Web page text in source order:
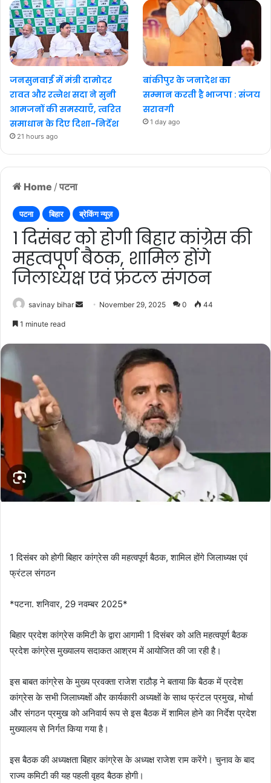
Home / पटना
पटना बिहार ब्रेकिंग न्यूज़
1 दिसंबर को होगी बिहार कांग्रेस की
महत्वपूर्ण बैठक, शामिल होंगे
जिलाध्यक्ष एवं फ्रंटल संगठन
savinay bihar
SendNovember 29, 2025 0 44
1 minute read
1 दिसंबर को होगी बिहार कांग्रेस की महत्वपूर्ण बैठक, शामिल होंगे जिलाध्यक्ष एवं
फ्रंटल संगठन
*पटना. शनिवार, 29 नवम्बर 2025*
बिहार प्रदेश कांग्रेस कमिटी के द्वारा आगामी 1 दिसंबर को अति महत्वपूर्ण बैठक
प्रदेश कांग्रेस मुख्यालय सदाकत आश्रम में आयोजित की जा रही है।
इस बाबत कांग्रेस के मुख्य प्रवक्ता राजेश राठौड़ ने बताया कि बैठक में प्रदेश
कांग्रेस के सभी जिलाध्यक्षों और कार्यकारी अध्यक्षों के साथ फ्रंटल प्रमुख, मोर्चा
और संगठन प्रमुख को अनिवार्य रूप से इस बैठक में शामिल होने का निर्देश प्रदेश
मुख्यालय से निर्गत किया गया है।
इस बैठक की अध्यक्षता बिहार कांग्रेस के अध्यक्ष राजेश राम करेंगे। चुनाव के बाद
राज्य कमिटी की यह पहली वृहद बैठक होगी।
जनसुनवाई में मंत्री दामोदर
रावत और रत्नेश सदा ने सुनी
आमजनों की समस्याएँ, त्वरित
समाधान के दिए दिशा-निर्देश
21 hours ago
बांकीपुर के जनादेश का
सम्मान करती है भाजपा : संजय
सरावगी
1 day ago